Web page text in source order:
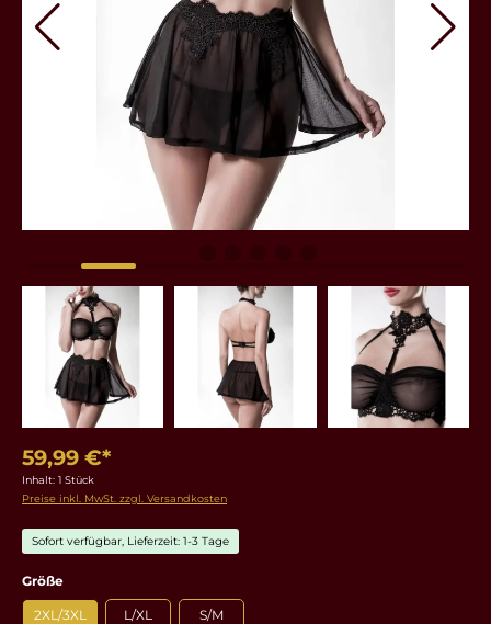
59,99 €*
Inhalt: 1 Stück
Preise inkl. MwSt. zzgl. Versandkosten
Sofort verfügbar, Lieferzeit: 1-3 Tage
Größeauswählen
2XL/3XL L/XL S/M